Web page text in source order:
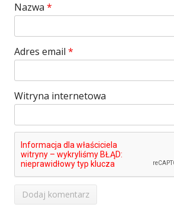
Nazwa *
Adres email *
Witryna internetowa